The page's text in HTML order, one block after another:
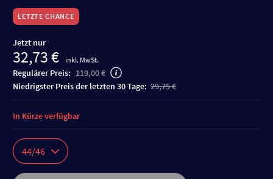
LETZTE CHANCE
Jetzt nur
32,73 € inkl. MwSt.
Regulärer Preis: 119,00 €
niedrigster Preis der letzten 30 Tage: 29,75 €
44/46
In Kürze verfügbar